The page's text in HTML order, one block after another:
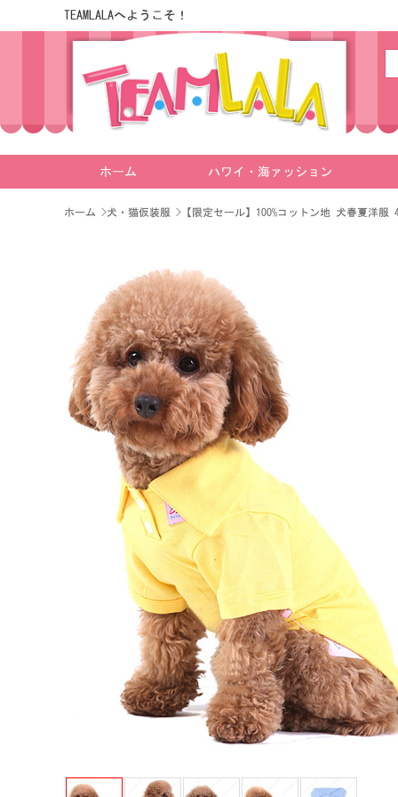
TEAMLALAへようこそ！
ホーム ハワイ・海ァッション
ホーム >犬・猫仮装服 > 【限定セール】100%コットン地 犬春夏洋